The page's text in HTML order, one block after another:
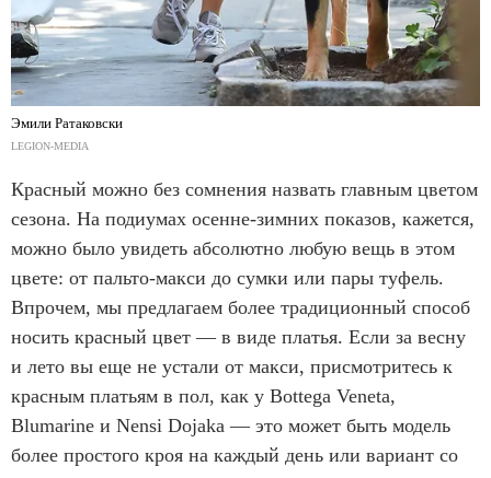
Эмили Ратаковски
LEGION-MEDIA
Красный можно без сомнения назвать главным цветом
сезона. На подиумах осенне-зимних показов, кажется,
можно было увидеть абсолютно любую вещь в этом
цвете: от пальто-макси до сумки или пары туфель.
Впрочем, мы предлагаем более традиционный способ
носить красный цвет — в виде платья. Если за весну
и лето вы еще не устали от макси, присмотритесь к
красным платьям в пол, как у Bottega Veneta,
Blumarine и Nensi Dojaka — это может быть модель
более простого кроя на каждый день или вариант со